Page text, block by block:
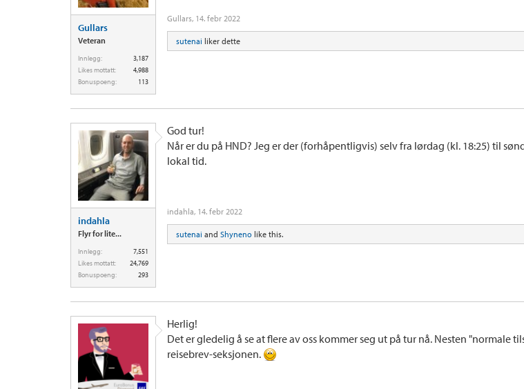
Gullars
Veteran
Innlegg:
3,187
Likes mottatt:
4,988
Bonuspoeng:
113
Gullars, 14. febr 2022
sutenai liker dette
indahla
Flyr for lite...
Innlegg:
7,551
Likes mottatt:
24,769
Bonuspoeng:
293
God tur!
Når er du på HND? Jeg er der (forhåpentligvis) selv fra lørdag (kl. 18:25) til
lokal tid.
indahla, 14. febr 2022
sutenai and Shyneno like this.
Herlig!
Det er gledelig å se at flere av oss kommer seg ut på tur nå. Nesten "normale
reisebrev-seksjonen.